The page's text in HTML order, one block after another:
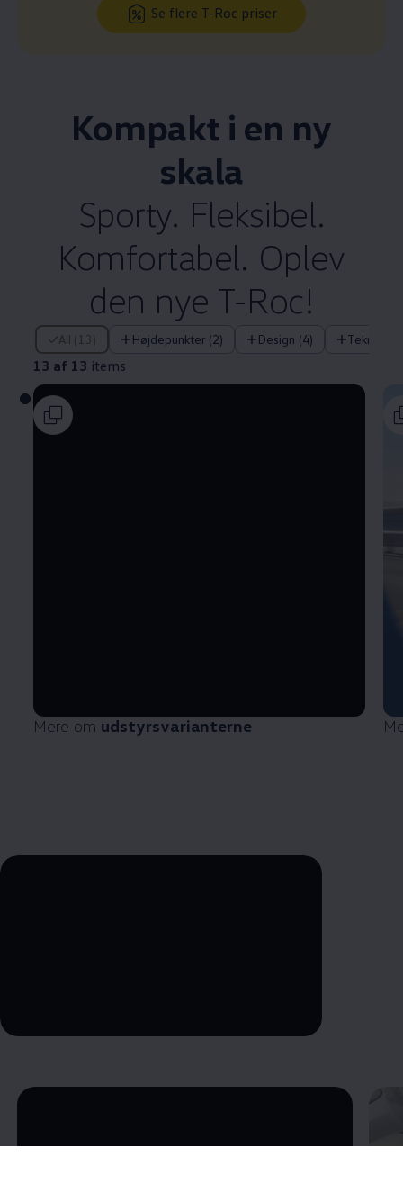
Se flere T-Roc priser
Kompakt i en ny
skala
Sporty. Fleksibel.
Komfortabel. Oplev
den nye T-Roc!
All (13) Højdepunkter (2) Design (4)
13 af 13 items
13 af 13 items
Mere om udstyrsvarianterne
Remaining time, --:--
Enable fullscreen mode